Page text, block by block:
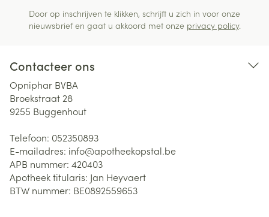
Door op inschrijven te klikken, schrijft u zich in voor onze
nieuwsbrief en gaat u akkoord met onze privacy policy.
Contacteer ons
Opniphar BVBA
Broekstraat 28
9255 Buggenhout
Telefoon: 052350893
E-mailadres: info@apotheekopstal.be
APB nummer: 420403
Apotheek titularis: Jan Heyvaert
BTW nummer: BE0892559653